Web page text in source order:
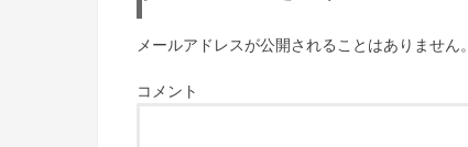
メールアドレスが公開されることはありません。
コメント